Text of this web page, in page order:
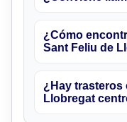
¿Cómo
Sant Feliu de
¿Hay trasteros
Llobregat